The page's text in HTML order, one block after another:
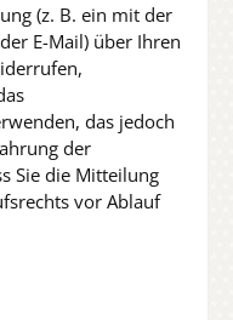
(z. B. ein mit der
E-Mail) über Ihren
das jedoch
der
Sie die Mitteilung
vor Ablauf